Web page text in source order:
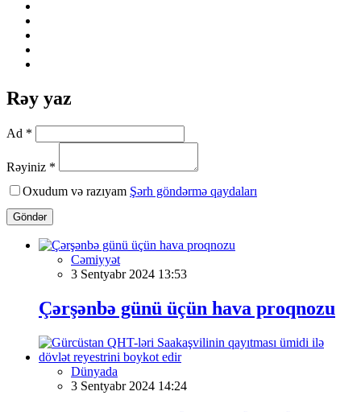
Rəy yaz
Ad *
Rəyiniz *
Oxudum və razıyam Şərh göndərmə qaydaları
Göndər
Cəmiyyət
3 Sentyabr 2024 13:53
Çərşənbə günü üçün hava proqnozu
Dünyada
3 Sentyabr 2024 14:24